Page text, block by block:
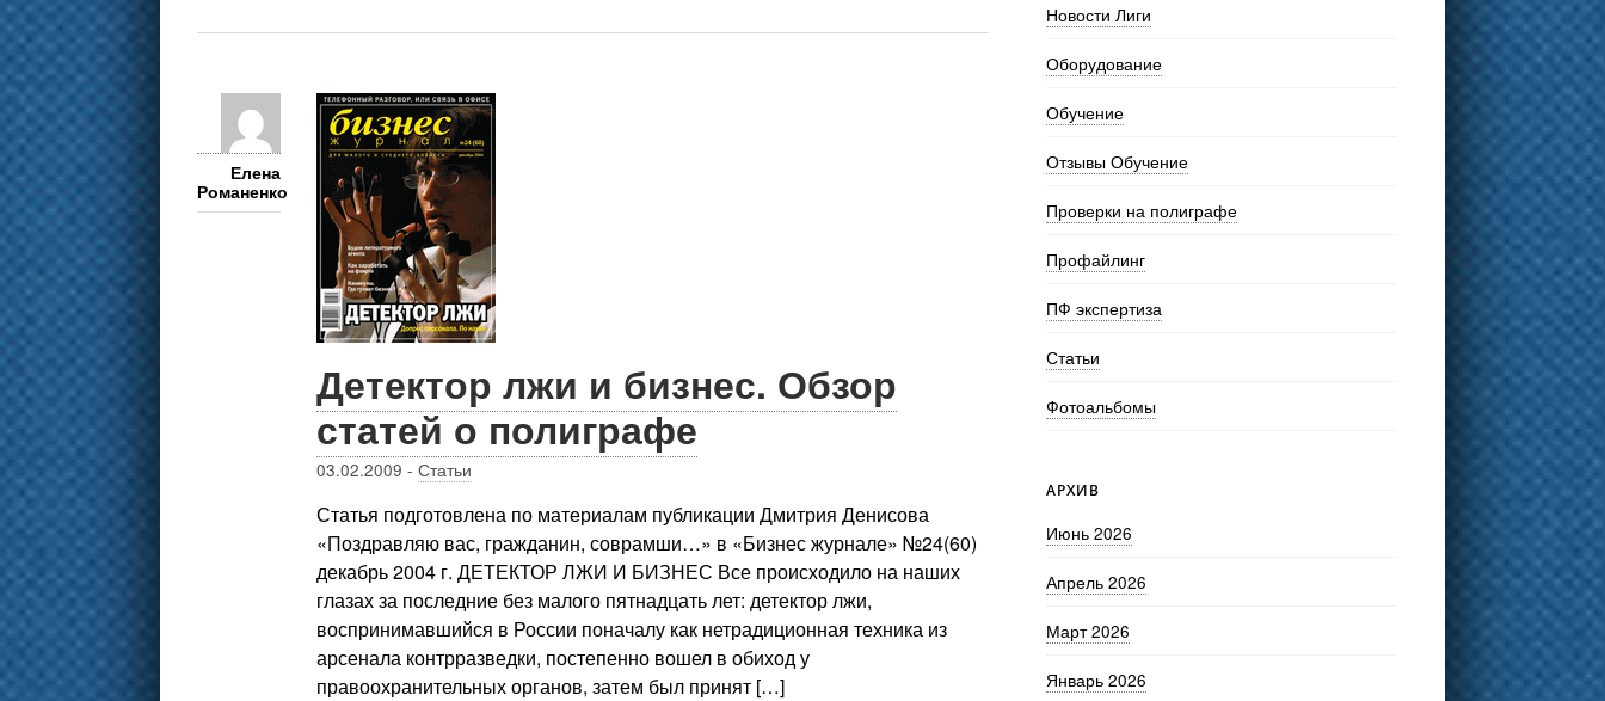
Елена
Романенко
Детектор лжи и бизнес. Обзор
статей о полиграфе
03.02.2009 -Статьи
Статья подготовлена по материалам публикации Дмитрия Денисова
«Поздравляю вас, гражданин, соврамши…» в «Бизнес журнале» №24(60)
декабрь 2004 г. ДЕТЕКТОР ЛЖИ И БИЗНЕС Все происходило на наших
глазах за последние без малого пятнадцать лет: детектор лжи,
воспринимавшийся в России поначалу как нетрадиционная техника из
арсенала контрразведки, постепенно вошел в обиход у
правоохранительных органов, затем был принят […]
Новости Лиги
Оборудование
Обучение
Отзывы Обучение
Проверки на полиграфе
Профайлинг
ПФ экспертиза
Статьи
Фотоальбомы
АРХИВ
Июнь 2026
Апрель 2026
Март 2026
Январь 2026